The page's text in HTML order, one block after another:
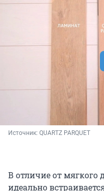
Источник: QUARTZ PARQUET
В отличие от мягкого
идеально